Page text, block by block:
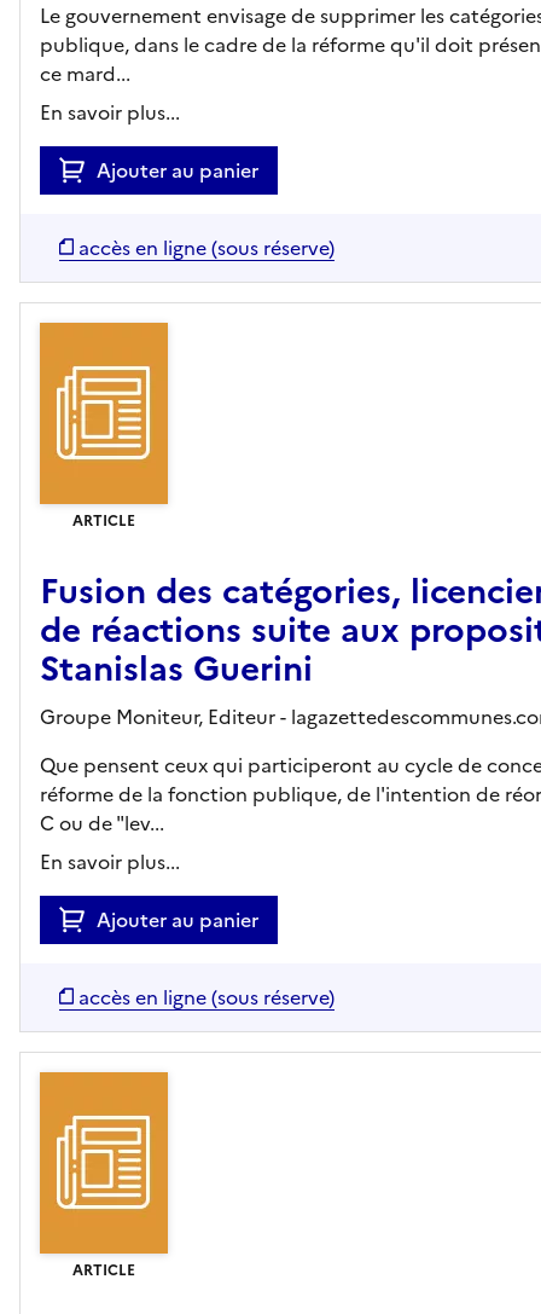
Le gouvernement envisage de supprimer les
publique, dans le cadre de la réforme qu'il doit
ce mard...
En savoir plus...
Ajouter au panier
accès en ligne (sous réserve)
ARTICLE
Fusion des catégories,
de réactions suite aux
Stanislas Guerini
Groupe Moniteur, Editeur-
Que pensent ceux qui participeront au cycle de
réforme de la fonction publique, de l'intention de
C ou de "lev...
En savoir plus...
Ajouter au panier
accès en ligne (sous réserve)
ARTICLE